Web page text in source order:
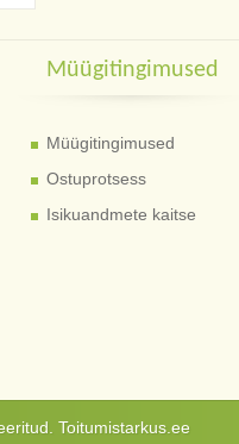
Müügitingimused
Müügitingimused
Ostuprotsess
Isikuandmete kaitse
Toitumistarkus.ee